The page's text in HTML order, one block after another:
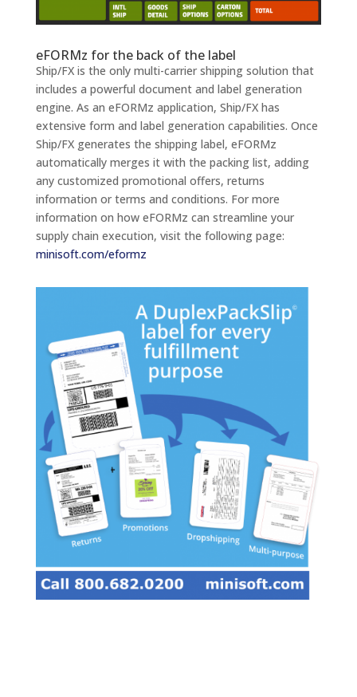
eFORMz for the back of the label
Ship/FX is the only multi-carrier shipping solution that
includes a powerful document and label generation
engine. As an eFORMz application, Ship/FX has
extensive form and label generation capabilities. Once
Ship/FX generates the shipping label, eFORMz
automatically merges it with the packing list, adding
any customized promotional offers, returns
information or terms and conditions. For more
information on how eFORMz can streamline your
supply chain execution, visit the following page:
minisoft.com/eformz